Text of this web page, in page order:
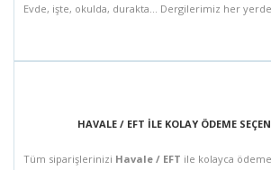
Evde, işte, okulda, durakta... Dergilerimiz her
HAVALE / EFT İLE KOLAY ÖDEME
Tüm siparişlerinizi Havale / EFT ile kolayca